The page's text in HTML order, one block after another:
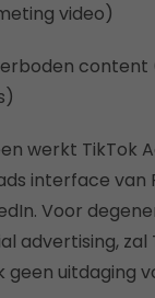
video)
content
werkt TikTok
interface van
Voor
advertising, zal
geen uitdaging